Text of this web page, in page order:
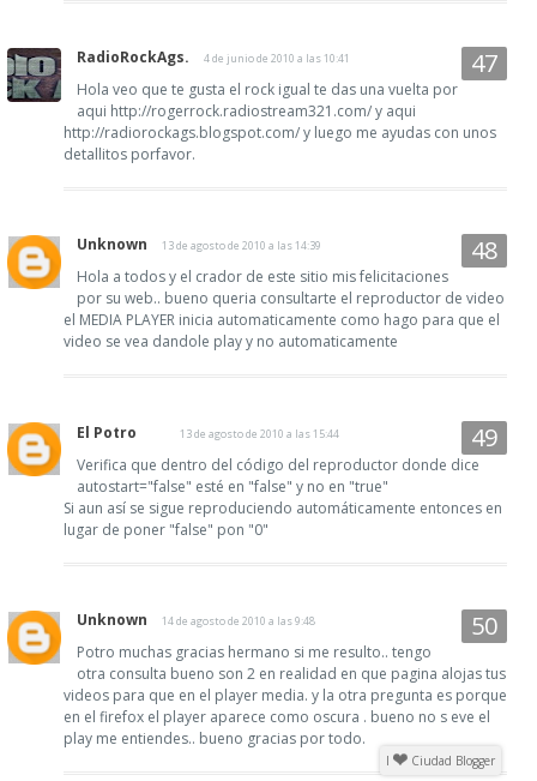
RadioRockAgs. 4 de junio de 2010 a las 10:41
Hola veo que te gusta el rock igual te das una vuelta por
aqui http://rogerrock.radiostream321.com/ y aqui
http://radiorockags.blogspot.com/ y luego me ayudas con unos
detallitos porfavor.
Unknown 13 de agosto de 2010 a las 14:39
Hola a todos y el crador de este sitio mis felicitaciones
por su web.. bueno queria consultarte el reproductor de video
el MEDIA PLAYER inicia automaticamente como hago para que el
video se vea dandole play y no automaticamente
El Potro 13 de agosto de 2010 a las 15:44
Verifica que dentro del código del reproductor donde dice
autostart="false" esté en "false" y no en "true"
Si aun así se sigue reproduciendo automáticamente entonces en
lugar de poner "false" pon "0"
Unknown 14 de agosto de 2010 a las 9:48
Potro muchas gracias hermano si me resulto.. tengo
otra consulta bueno son 2 en realidad en que pagina alojas tus
videos para que en el player media. y la otra pregunta es porque
en el firefox el player aparece como oscura . bueno no s eve el
play me entiendes.. bueno gracias por todo.
I Ciudad Blogger